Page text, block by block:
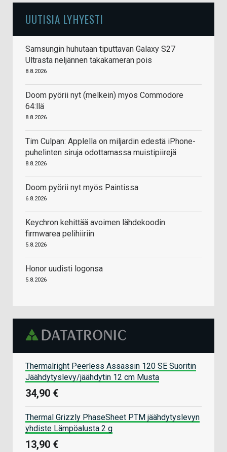
UUTISIA LYHYESTI
Samsungin huhutaan tiputtavan Galaxy S27
Ultrasta neljännen takakameran pois
8.8.2026
Doom pyörii nyt (melkein) myös Commodore
64:llä
8.8.2026
Tim Culpan: Applella on miljardin edestä iPhone-
puhelinten siruja odottamassa muistipiirejä
8.8.2026
Doom pyörii nyt myös Paintissa
6.8.2026
Keychron kehittää avoimen lähdekoodin
firmwarea pelihiiriin
5.8.2026
Honor uudisti logonsa
5.8.2026
Thermalright Peerless Assassin 120 SE Suoritin
Jäähdytyslevy/jäähdytin 12 cm Musta
34,90 €
Thermal Grizzly PhaseSheet PTM jäähdytyslevyn
yhdiste Lämpöalusta 2 g
13,90 €